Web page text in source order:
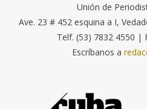
Unión de
Ave. 23 # 452 esquina a I,
Telf. (53) 7832 4550 |
Escríbanos a